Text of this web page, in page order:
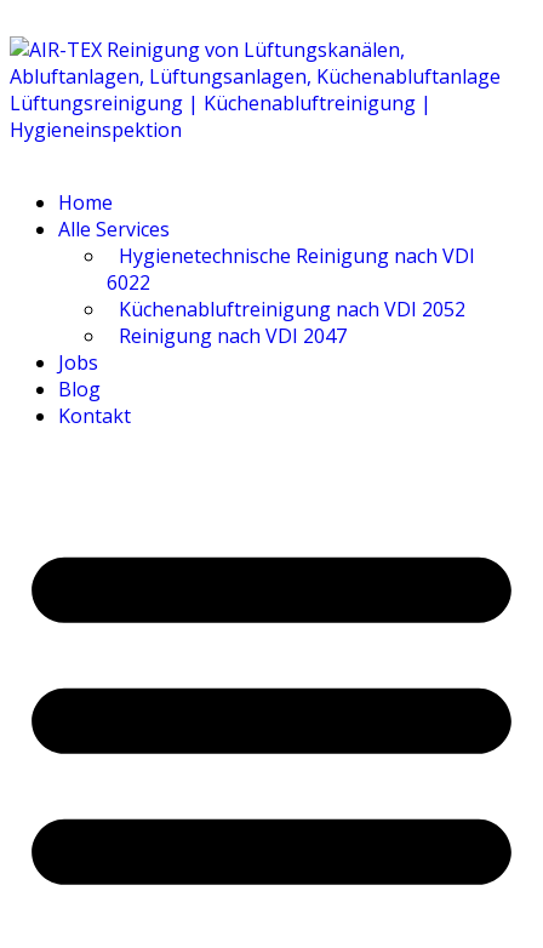
Home
Alle Ser­vices
Hygie­ne­tech­ni­sche Rei­ni­gung nach VDI
6022
Küchen­ab­luft­rei­ni­gung nach VDI 2052
Rei­ni­gung nach VDI 2047
Jobs
Blog
Kon­takt